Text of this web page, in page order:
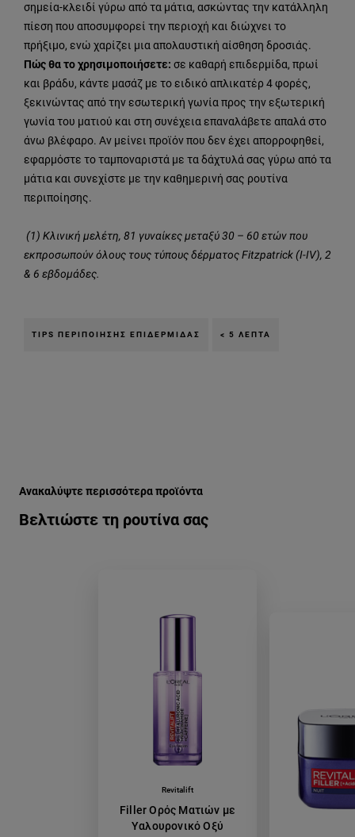
σημεία-κλειδί γύρω από τα μάτια, ασκώντας την κατάλληλη
πίεση που αποσυμφορεί την περιοχή και διώχνει το
πρήξιμο, ενώ χαρίζει μια απολαυστική αίσθηση δροσιάς.
Πώς θα το χρησιμοποιήσετε: σε καθαρή επιδερμίδα, πρωί
και βράδυ, κάντε μασάζ με το ειδικό απλικατέρ 4 φορές,
ξεκινώντας από την εσωτερική γωνία προς την εξωτερική
γωνία του ματιού και στη συνέχεια επαναλάβετε απαλά στο
άνω βλέφαρο. Αν μείνει προϊόν που δεν έχει απορροφηθεί,
εφαρμόστε το ταμποναριστά με τα δάχτυλά σας γύρω από τα
μάτια και συνεχίστε με την καθημερινή σας ρουτίνα
περιποίησης.
(1) Κλινική μελέτη, 81 γυναίκες μεταξύ 30 – 60 ετών που
εκπροσωπούν όλους τους τύπους δέρματος Fitzpatrick (I-IV), 2
& 6 εβδομάδες.
TIPS ΠΕΡΙΠΟΊΗΣΗΣ ΕΠΙΔΕΡΜΊΔΑΣ < 5 ΛΕΠΤΆ
Βελτιώστε τη ρουτίνα σας
Ανακαλύψτε περισσότερα προϊόντα
Revitalift
Filler Ορός Ματιών με
Υαλουρονικό Οξύ